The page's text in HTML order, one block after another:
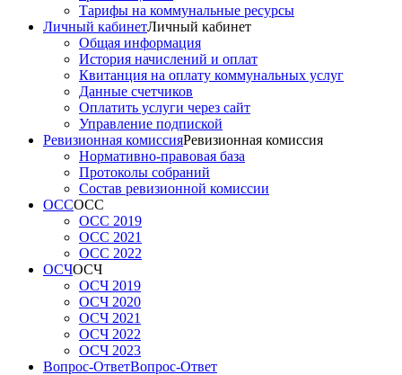
Тарифы на коммунальные ресурсы
Личный кабинетЛичный кабинет
Общая информация
История начислений и оплат
Квитанция на оплату коммунальных услуг
Данные счетчиков
Оплатить услуги через сайт
Управление подпиской
Ревизионная комиссияРевизионная комиссия
Нормативно-правовая база
Протоколы собраний
Состав ревизионной комиссии
ОССОСС
ОСС 2019
ОСС 2021
ОСС 2022
ОСЧОСЧ
ОСЧ 2019
ОСЧ 2020
ОСЧ 2021
ОСЧ 2022
ОСЧ 2023
Вопрос-ОтветВопрос-Ответ